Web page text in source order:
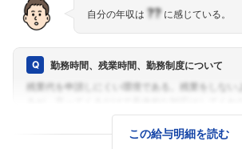
自分の年収は ??に感じている。
勤務時間、残業時間、勤務制度について
この給与明細を読む